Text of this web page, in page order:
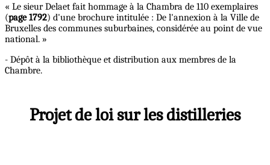
« Le sieur Delaet fait hommage à la Chambra de 110 exemplaires
(page 1792) d'une brochure intitulée : De l'annexion à la Ville de
Bruxelles des communes suburbaines, considérée au point de vue
national. »
- Dépôt à la bibliothèque et distribution aux membres de la
Chambre.
Projet de loi sur les distilleries